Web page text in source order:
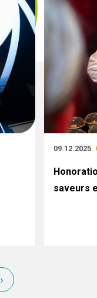
09.12.2025.
saveurs
›